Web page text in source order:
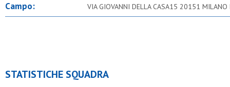
Campo: VIA GIOVANNI DELLA CASA15 20151 MILANO
STATISTICHE SQUADRA